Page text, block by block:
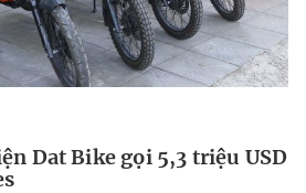
Dat Bike gọi 5,3 triệu USD